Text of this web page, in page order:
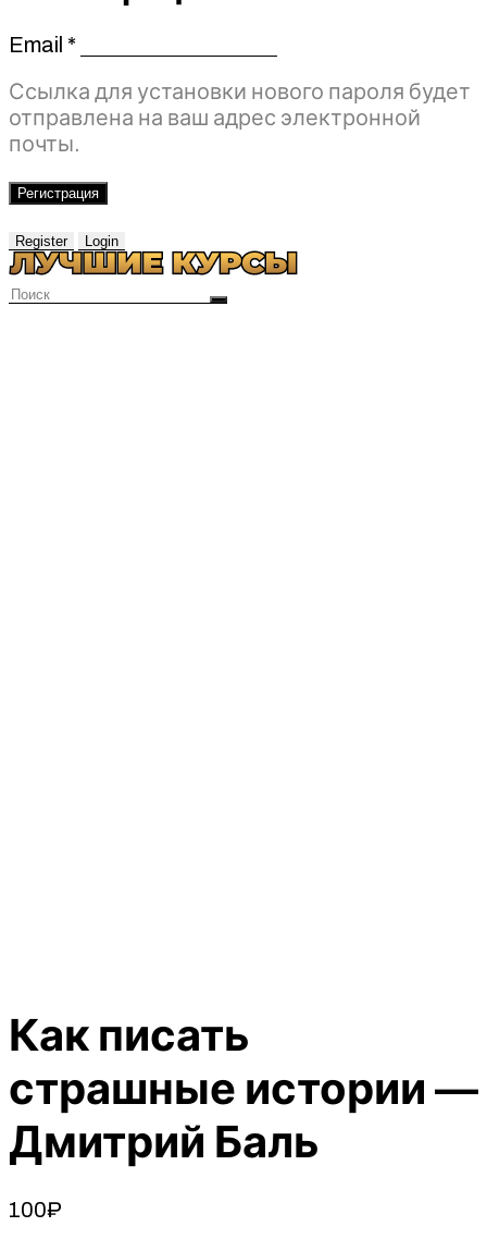
Email *Обязательно
Ссылка для установки нового пароля будет
отправлена ​​на ваш адрес электронной
почты.
Регистрация
Register Login
Как писать
страшные истории —
Дмитрий Баль
100₽